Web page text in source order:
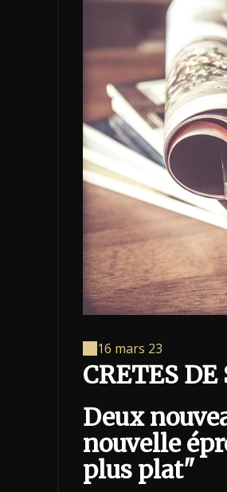
16 mars 23
CRETES DE
Deux
nouvelle
plus plat"